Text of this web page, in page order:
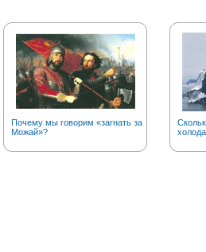
Почему мы говорим «загнать за
Можай»?